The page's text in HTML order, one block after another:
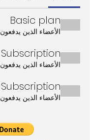
Basic plan
الأعضاء الذين يدفعون
الأعضاء الذين يدفعون
الأعضاء الذين يدفعون